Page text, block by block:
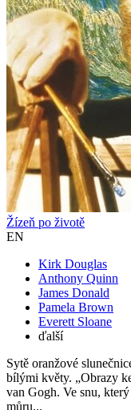
Žízeň po životě
EN
Kirk Douglas
Anthony Quinn
James Donald
Pamela Brown
Everett Sloane
ďalší
Sytě oranžové
bílými květy. „Obrazy
van Gogh. Ve snu,
můru...